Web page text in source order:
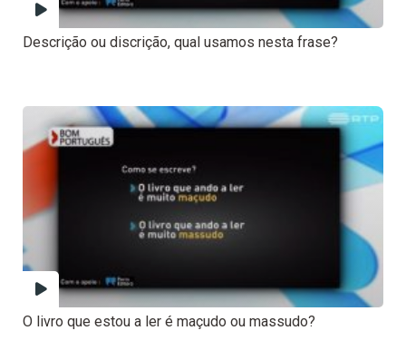
Descrição ou discrição, qual usamos nesta frase?
O livro que estou a ler é maçudo ou massudo?